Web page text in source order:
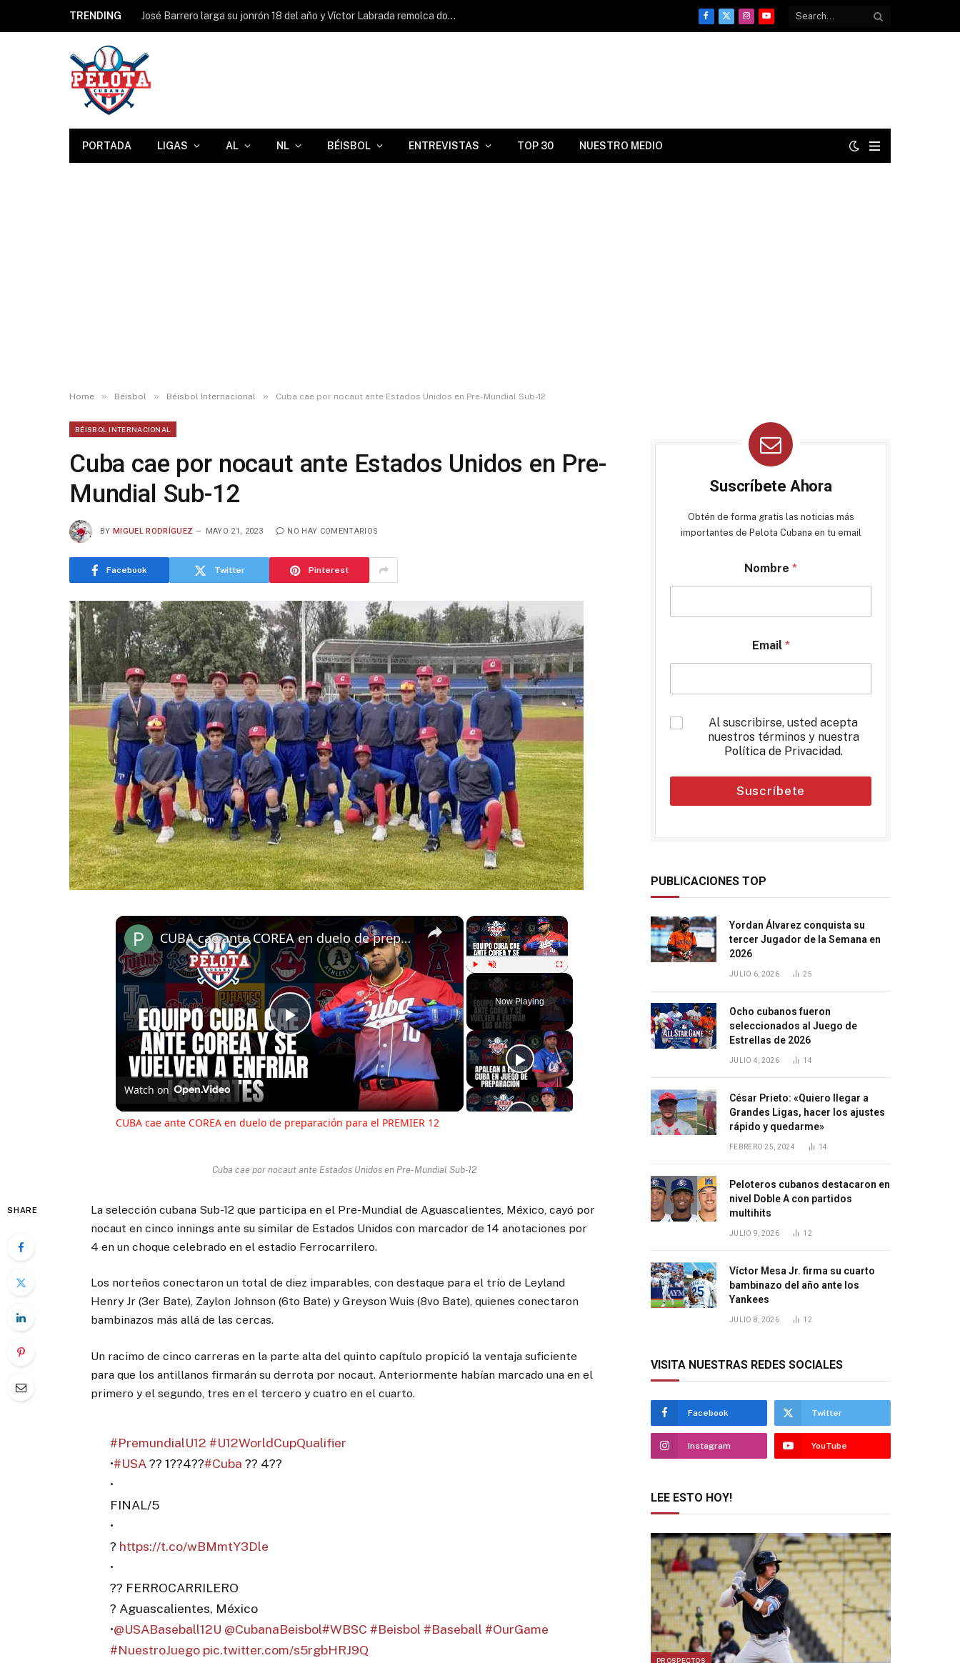
TRENDING José Barrero larga su jonrón 18 del año y Víctor Labrada remolca dos en Triple A
Facebook
X
InstagramYouTube
PORTADA LIGAS AL NL BÉISBOL ENTREVISTAS TOP 30 NUESTRO MEDIO
Home » Béisbol » Béisbol Internacional » Cuba cae por nocaut ante Estados Unidos en Pre-Mundial Sub-12
BÉISBOL INTERNACIONAL
Cuba cae por nocaut ante Estados Unidos en Pre-
Mundial Sub-12
BY MIGUEL RODRÍGUEZ MAYO 21, 2023 NO HAY COMENTARIOS
Facebook Twitter Pinterest
×
Unmute Fullscreen
Now Playing
×
Play
Video
CUBA cae ante COREA en duelo de preparación para el PREMIER 12
Watch on
CUBA cae ante COREA en duelo de preparación para el PREMIER 12
Cuba cae por nocaut ante Estados Unidos en Pre-Mundial Sub-12
SHARE
La selección cubana Sub-12 que participa en el Pre-Mundial de Aguascalientes, México, cayó por
nocaut en cinco innings ante su similar de Estados Unidos con marcador de 14 anotaciones por
4 en un choque celebrado en el estadio Ferrocarrilero.
Los norteños conectaron un total de diez imparables, con destaque para el trío de Leyland
Henry Jr (3er Bate), Zaylon Johnson (6to Bate) y Greyson Wuis (8vo Bate), quienes conectaron
bambinazos más allá de las cercas.
Un racimo de cinco carreras en la parte alta del quinto capítulo propició la ventaja suficiente
para que los antillanos firmarán su derrota por nocaut. Anteriormente habían marcado una en el
primero y el segundo, tres en el tercero y cuatro en el cuarto.
#PremundialU12 #U12WorldCupQualifier
•#USA?? 1??4??#Cuba ?? 4??
•
FINAL/5
•
? https://t.co/wBMmtY3Dle
•
?? FERROCARRILERO
? Aguascalientes, México
•@USABaseball12U @CubanaBeisbol#WBSC #Beisbol #Baseball #OurGame
#NuestroJuego pic.twitter.com/s5rgbHRJ9Q
Suscríbete Ahora
Obtén de forma gratis las noticias más
importantes de Pelota Cubana en tu email
Nombre *
Email *
*
Al suscribirse, usted acepta
nuestros términos y nuestra
Política de Privacidad.
Suscríbete
PUBLICACIONES TOP
Yordan Álvarez conquista su
tercer Jugador de la Semana en
2026
JULIO 6, 2026 25
Ocho cubanos fueron
seleccionados al Juego de
Estrellas de 2026
JULIO 4, 2026 14
César Prieto: «Quiero llegar a
Grandes Ligas, hacer los ajustes
rápido y quedarme»
FEBRERO 25, 2024 14
Peloteros cubanos destacaron en
nivel Doble A con partidos
multihits
JULIO 9, 2026 12
Víctor Mesa Jr. firma su cuarto
bambinazo del año ante los
Yankees
JULIO 8, 2026 12
VISITA NUESTRAS REDES SOCIALES
Facebook Twitter
Instagram YouTube
LEE ESTO HOY!
PROSPECTOS